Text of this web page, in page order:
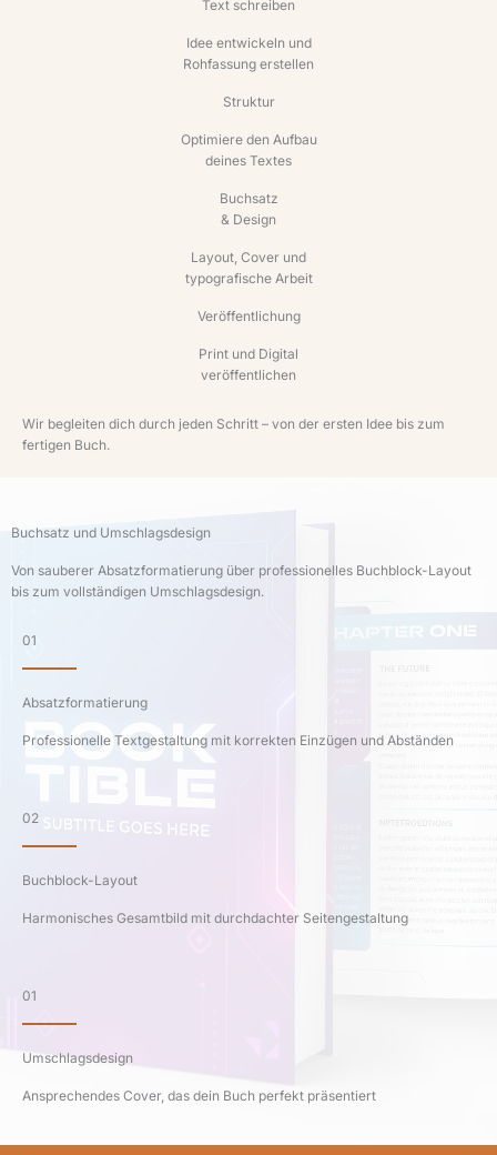
Text schreiben
Idee entwickeln und
Rohfassung erstellen
Struktur
Optimiere den Aufbau
deines Textes
Buchsatz
& Design
Layout, Cover und
typografische Arbeit
Veröffentlichung
Print und Digital
veröffentlichen
Wir begleiten dich durch jeden Schritt – von der ersten Idee bis zum
fertigen Buch.
Buchsatz und Umschlagsdesign
Von sauberer Absatzformatierung über professionelles Buchblock-Layout
bis zum vollständigen Umschlagsdesign.
01
Absatzformatierung
Professionelle Textgestaltung mit korrekten Einzügen und Abständen
02
Buchblock-Layout
Harmonisches Gesamtbild mit durchdachter Seitengestaltung
01
Umschlagsdesign
Ansprechendes Cover, das dein Buch perfekt präsentiert